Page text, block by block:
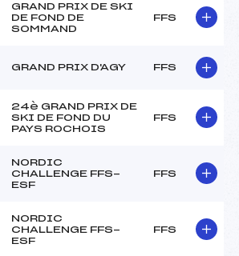
GRAND PRIX DE SKI
DE FOND DE
SOMMAND
FFS
GRAND PRIX D'AGY FFS
24è GRAND PRIX DE
SKI DE FOND DU
PAYS ROCHOIS
FFS
NORDIC
CHALLENGE FFS-
ESF
FFS
NORDIC
CHALLENGE FFS-
ESF
FFS